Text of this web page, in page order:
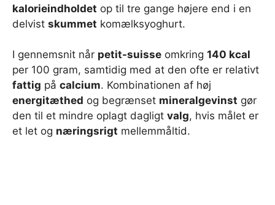
kalorieindholdet op til tre gange højere end i en
delvist skummet komælksyoghurt.
I gennemsnit når petit-suisse omkring 140 kcal
per 100 gram, samtidig med at den ofte er relativt
fattig på calcium. Kombinationen af høj
energitæthed og begrænset mineralgevinst gør
den til et mindre oplagt dagligt valg, hvis målet er
et let og næringsrigt mellemmåltid.